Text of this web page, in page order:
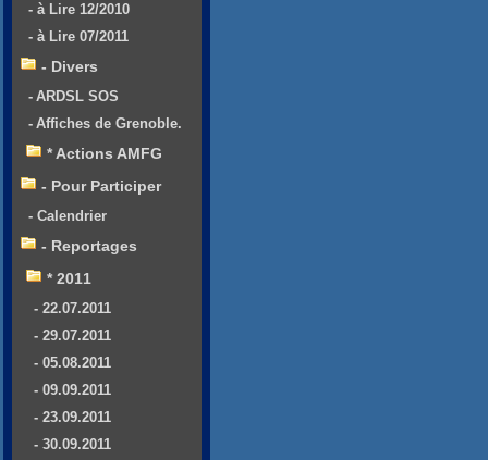
- à Lire 12/2010
- à Lire 07/2011
- Divers
- ARDSL SOS
- Affiches de Grenoble.
* Actions AMFG
- Pour Participer
- Calendrier
- Reportages
* 2011
- 22.07.2011
- 29.07.2011
- 05.08.2011
- 09.09.2011
- 23.09.2011
- 30.09.2011